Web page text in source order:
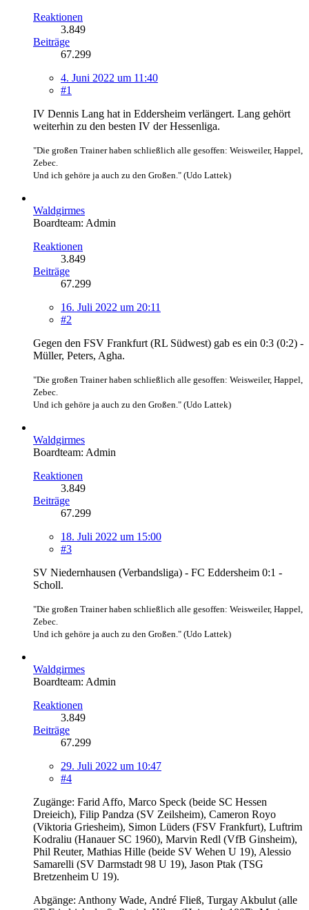
Reaktionen
3.849
Beiträge
67.299
4. Juni 2022 um 11:40
#1
IV Dennis Lang hat in Eddersheim verlängert. Lang gehört
weiterhin zu den besten IV der Hessenliga.
"Die großen Trainer haben schließlich alle gesoffen: Weisweiler, Happel,
Zebec.
Und ich gehöre ja auch zu den Großen." (Udo Lattek)
Waldgirmes
Boardteam: Admin
Reaktionen
3.849
Beiträge
67.299
16. Juli 2022 um 20:11
#2
Gegen den FSV Frankfurt (RL Südwest) gab es ein 0:3 (0:2) -
Müller, Peters, Agha.
"Die großen Trainer haben schließlich alle gesoffen: Weisweiler, Happel,
Zebec.
Und ich gehöre ja auch zu den Großen." (Udo Lattek)
Waldgirmes
Boardteam: Admin
Reaktionen
3.849
Beiträge
67.299
18. Juli 2022 um 15:00
#3
SV Niedernhausen (Verbandsliga) - FC Eddersheim 0:1 -
Scholl.
"Die großen Trainer haben schließlich alle gesoffen: Weisweiler, Happel,
Zebec.
Und ich gehöre ja auch zu den Großen." (Udo Lattek)
Waldgirmes
Boardteam: Admin
Reaktionen
3.849
Beiträge
67.299
29. Juli 2022 um 10:47
#4
Zugänge: Farid Affo, Marco Speck (beide SC Hessen
Dreieich), Filip Pandza (SV Zeilsheim), Cameron Royo
(Viktoria Griesheim), Simon Lüders (FSV Frankfurt), Luftrim
Kodraliu (Hanauer SC 1960), Marvin Redl (VfB Ginsheim),
Phil Reuter, Mathias Hille (beide SV Wehen U 19), Alessio
Samarelli (SV Darmstadt 98 U 19), Jason Ptak (TSG
Bretzenheim U 19).
Abgänge: Anthony Wade, André Fließ, Turgay Akbulut (alle